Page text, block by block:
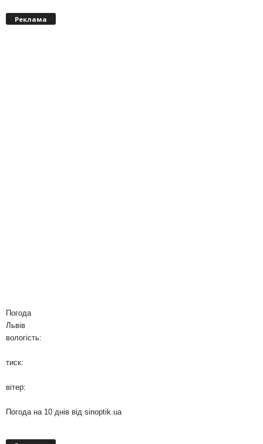
Реклама
Погода
Львів
вологість:
тиск:
вітер:
Погода на 10 днів від sinoptik.ua